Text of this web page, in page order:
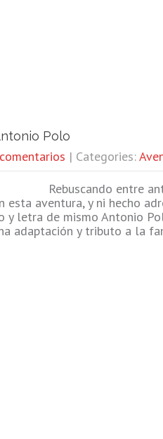
Polo
| Categories:
Rebuscando entre
esta aventura, y ni hecho
y letra de mismo Antonio
adaptación y tributo a la